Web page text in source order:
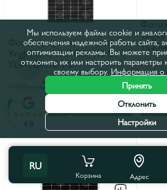
Фотоэлектрическая панель
Yingli Mono Half-Cell 410 Вт
YL410D-37E 1/2
2 910 лей
В корзину В рассрочку
Yingli
4 379
RU
Корзина Адрес
4.8
Мы используем файлы cookie и
обеспечения надежной работы сайта,
оптимизации рекламы. Вы можете
отклонить их или настроить
своему выбору. Информация о
Принять
Отклонить
Настройки